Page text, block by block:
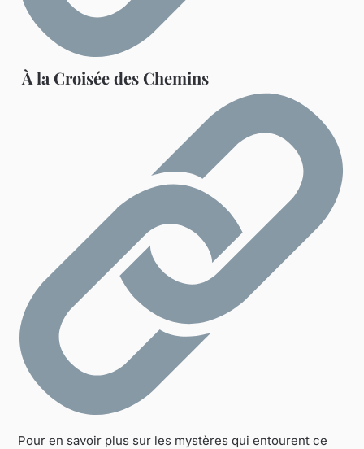
À la Croisée des Chemins
Pour en savoir plus sur les mystères qui entourent ce